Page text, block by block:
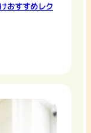
おすすめレク